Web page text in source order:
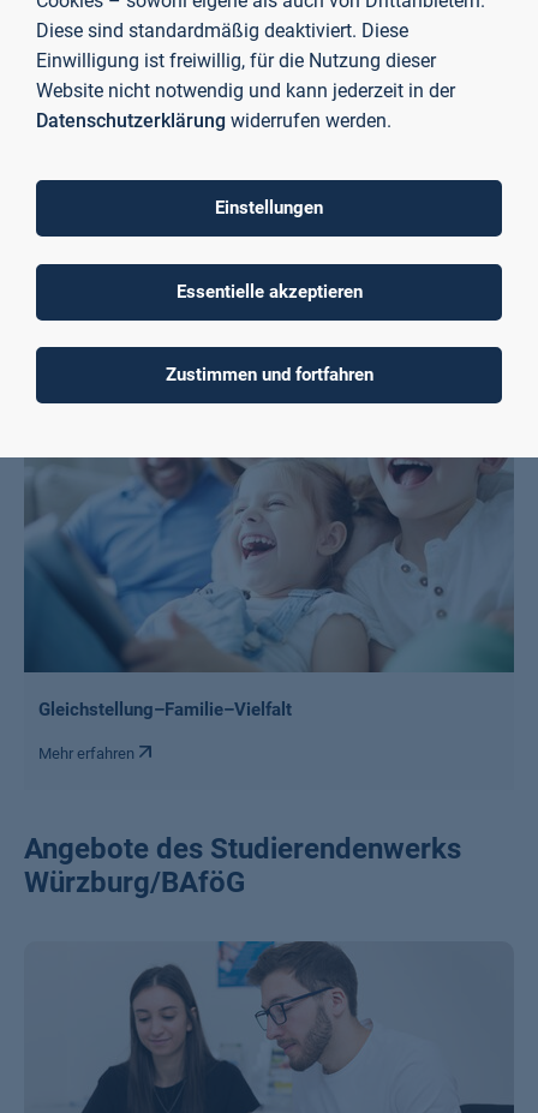
Beratung der TH-Bibliothek – vor Ort und online
Mehr erfahren
Gleichstellung–Familie–Vielfalt
Mehr erfahren
Angebote des Studierendenwerks
Würzburg/BAföG
Diese sind standardmäßig deaktiviert. Diese
Einwilligung ist freiwillig, für die Nutzung dieser
Website nicht notwendig und kann jederzeit in der
Datenschutzerklärung widerrufen werden.
Einstellungen
Essentielle akzeptieren
Zustimmen und fortfahren